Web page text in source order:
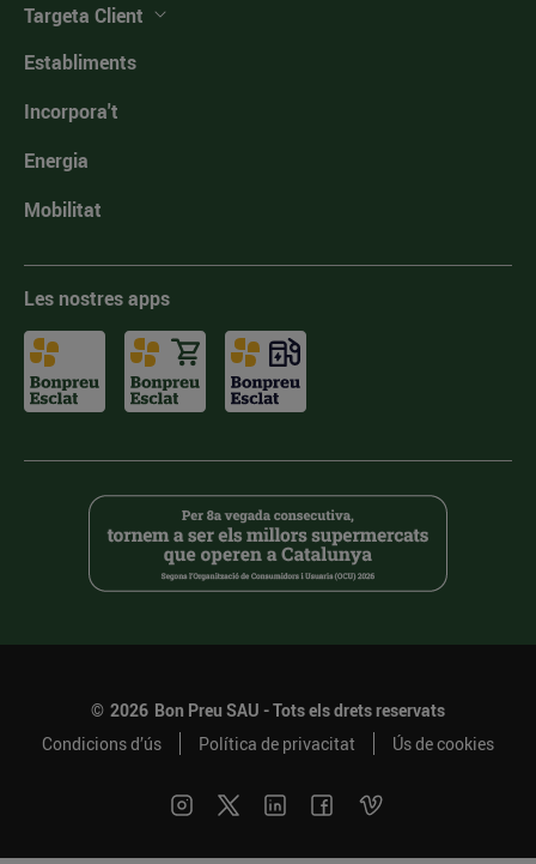
Targeta Client
Establiments
Incorpora't
Energia
Mobilitat
Les nostres apps
© 2026 Bon Preu SAU - Tots els drets reservats
Condicions d’ús
Política de privacitat Ús de cookies